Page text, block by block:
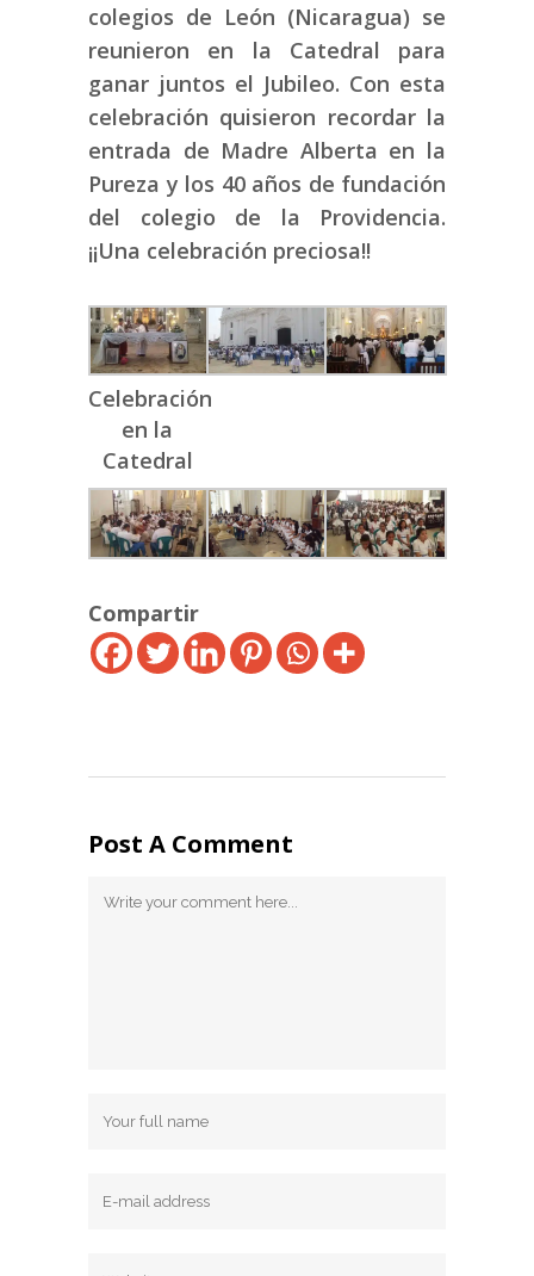
colegios de León (Nicaragua) se
reunieron en la Catedral para
ganar juntos el Jubileo. Con esta
celebración quisieron recordar la
entrada de Madre Alberta en la
Pureza y los 40 años de fundación
del colegio de la Providencia.
¡¡Una celebración preciosa!!
Celebración
en la
Catedral
Compartir
Post A Comment